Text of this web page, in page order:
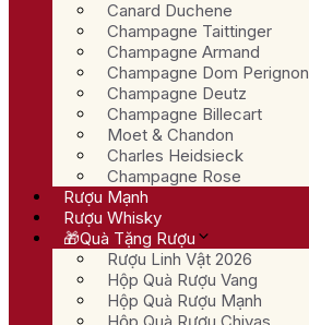
Canard Duchene
Champagne Taittinger
Champagne Armand
Champagne Dom Perignon
Champagne Deutz
Champagne Billecart
Moet & Chandon
Charles Heidsieck
Champagne Rose
Rượu Mạnh
Rượu Whisky
🎁Quà Tặng Rượu
Rượu Linh Vật 2026
Hộp Quà Rượu Vang
Hộp Quà Rượu Mạnh